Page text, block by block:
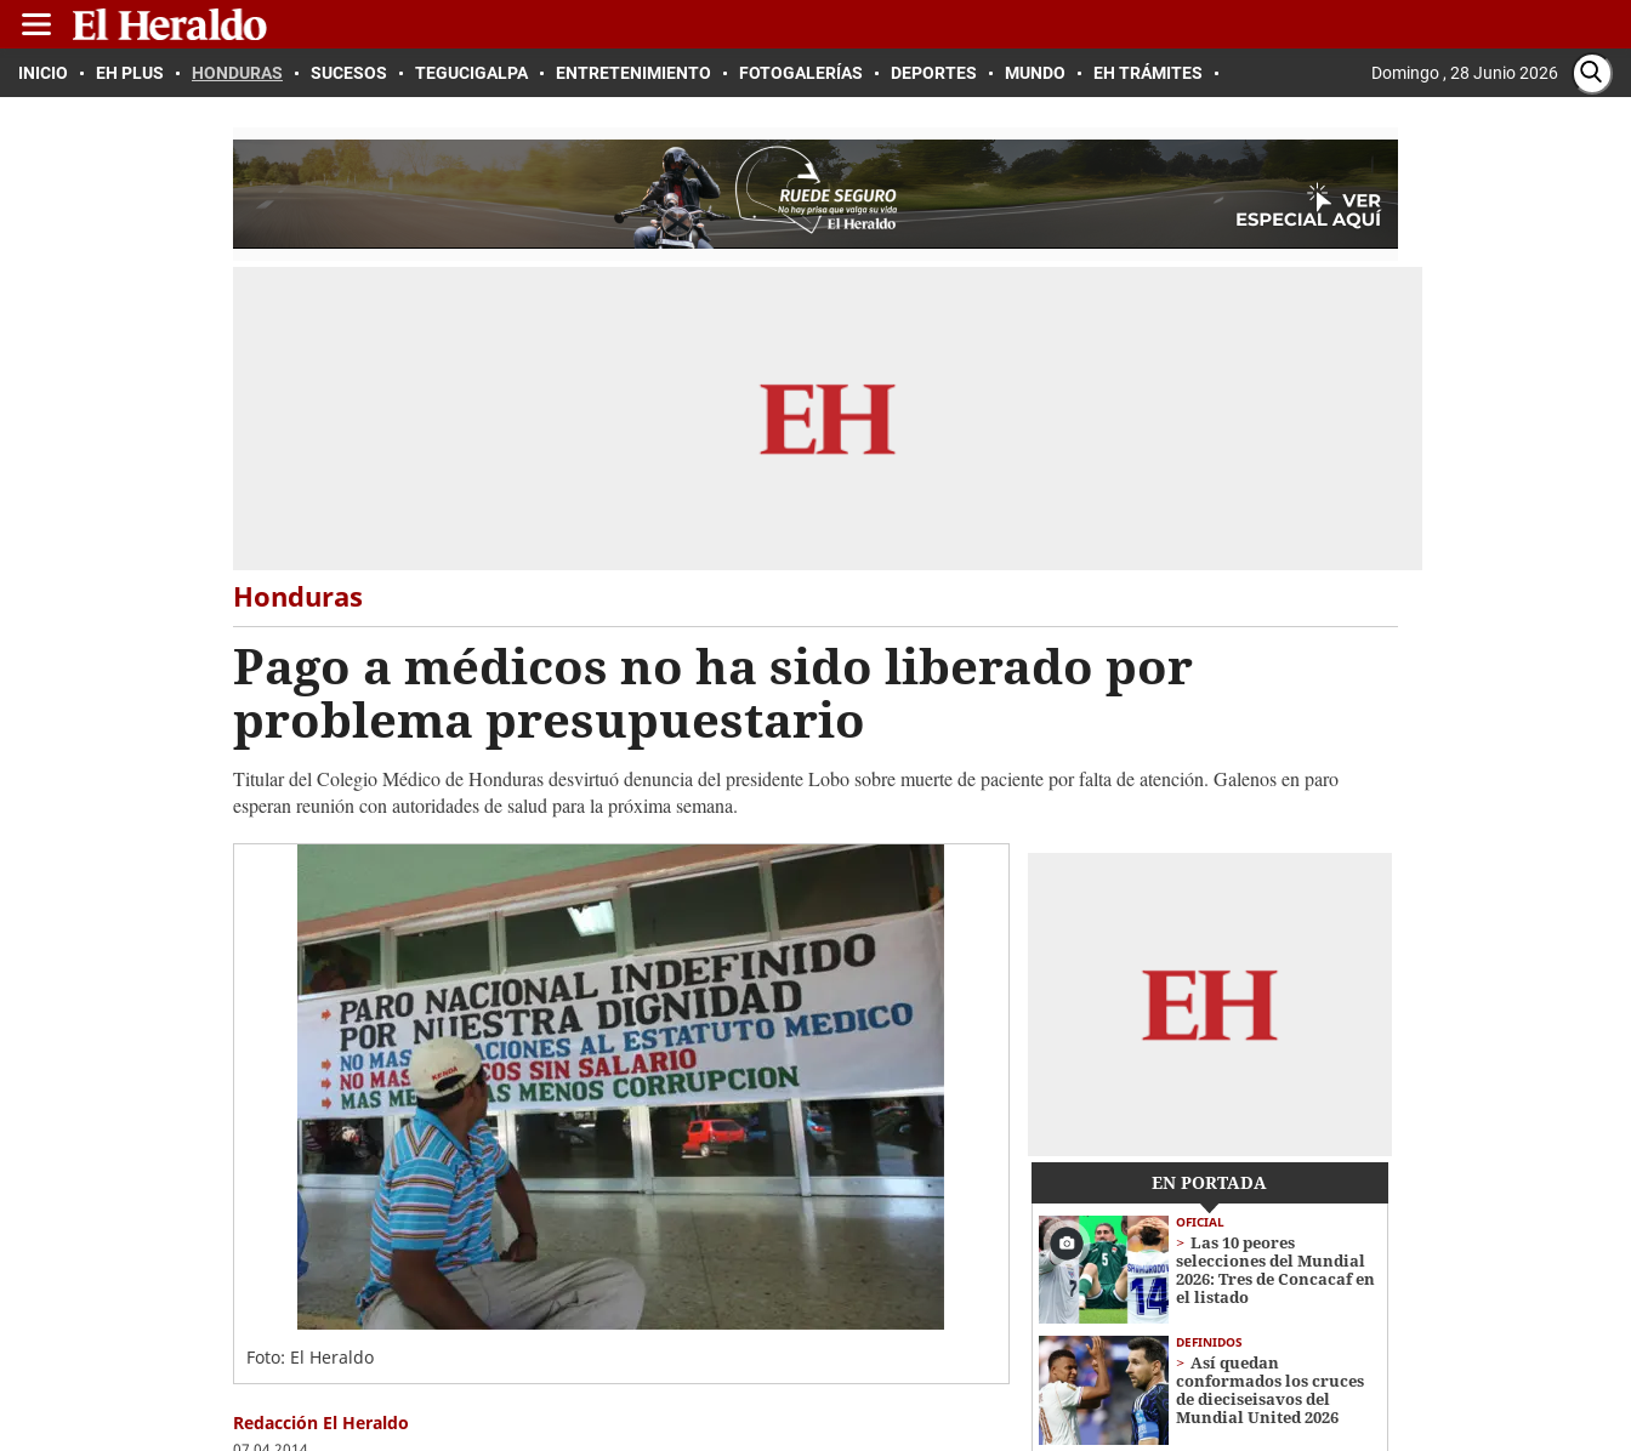
INICIO EH PLUS HONDURAS SUCESOS TEGUCIGALPA ENTRETENIMIENTO FOTOGALERÍAS DEPORTES MUNDO EH TRÁMITES Domingo , 28 Junio 2026
Honduras
Pago a médicos no ha sido liberado por
problema presupuestario
Titular del Colegio Médico de Honduras desvirtuó denuncia del presidente Lobo sobre muerte de paciente por falta de atención. Galenos en paro
esperan reunión con autoridades de salud para la próxima semana.
Foto: El Heraldo
Redacción El Heraldo
EN PORTADA
OFICIAL
Las 10 peores
selecciones del Mundial
2026: Tres de Concacaf en
el listado
DEFINIDOS
Así quedan
conformados los cruces
de dieciseisavos del
Mundial United 2026